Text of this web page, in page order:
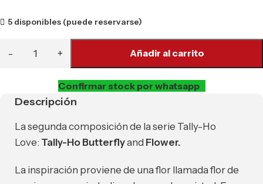
5 disponibles (puede reservarse)
Añadir al carrito
Confirmar stock por whatsapp
Descripción
La segunda composición de la serie Tally-Ho
Love: Tally-Ho Butterflyand Flower.
La inspiración proviene de una flor llamada flor de